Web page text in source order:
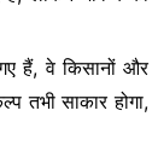
हैं, वे किसानों और
तभी साकार होगा,